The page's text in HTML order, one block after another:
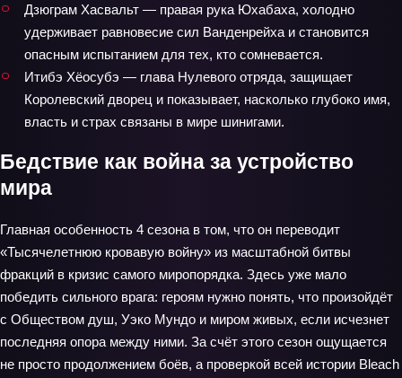
Дзюграм Хасвальт — правая рука Юхабаха, холодно
удерживает равновесие сил Ванденрейха и становится
опасным испытанием для тех, кто сомневается.
Итибэ Хёосубэ — глава Нулевого отряда, защищает
Королевский дворец и показывает, насколько глубоко имя,
власть и страх связаны в мире шинигами.
Бедствие как война за устройство
мира
Главная особенность 4 сезона в том, что он переводит
«Тысячелетнюю кровавую войну» из масштабной битвы
фракций в кризис самого миропорядка. Здесь уже мало
победить сильного врага: героям нужно понять, что произойдёт
с Обществом душ, Уэко Мундо и миром живых, если исчезнет
последняя опора между ними. За счёт этого сезон ощущается
не просто продолжением боёв, а проверкой всей истории Bleach